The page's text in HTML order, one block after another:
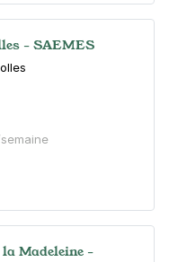
- SAEMES
Madeleine -